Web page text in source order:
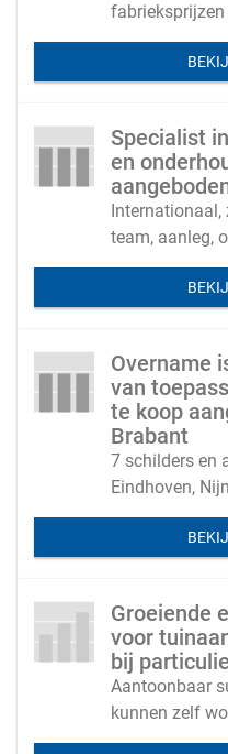
faillissement
Specialist
en
Internationaal,
team, aanleg,
Overname
van
te koop
Brabant
7 schilders en
Eindhoven,
eigenaar kan
Groeiende
voor
bij
Aantoonbaar
kunnen zelf
uitbesteed